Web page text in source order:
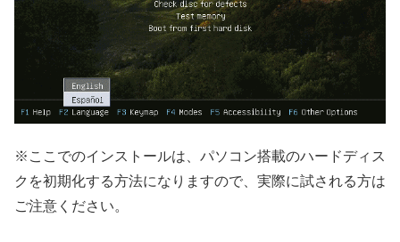
※ここでのインストールは、パソコン搭載のハードディス
クを初期化する方法になりますので、実際に試される方は
ご注意ください。